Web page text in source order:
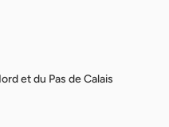
et du Pas de Calais